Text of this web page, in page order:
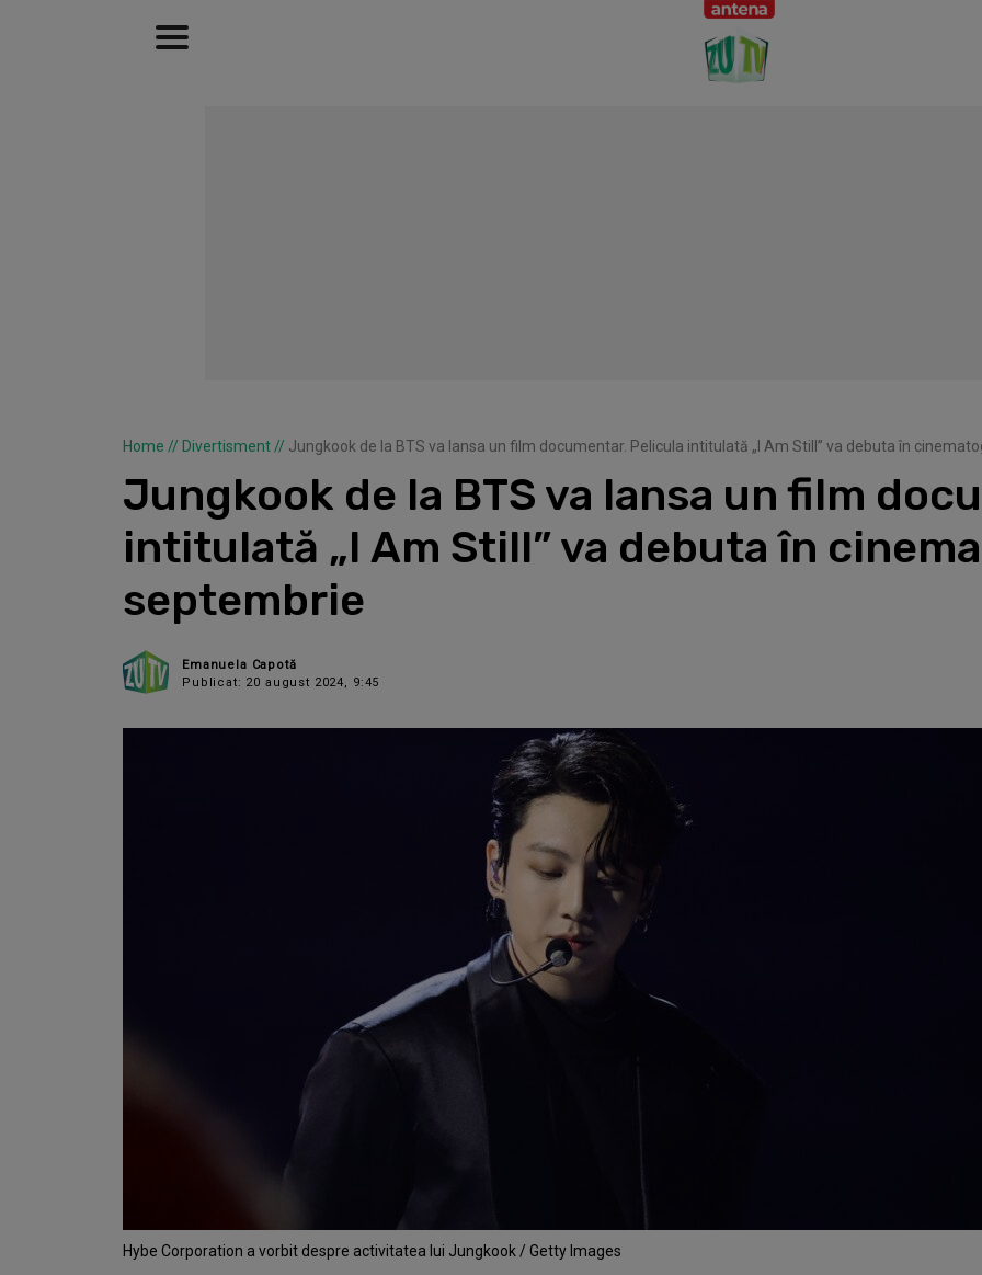
Home // Divertisment // Jungkook de la BTS va lansa un film documentar. Pelicula intitulată „I Am Still” va debuta în
Jungkook de la BTS va lansa un film
intitulată „I Am Still” va debuta în
septembrie
Emanuela Capotă
Publicat: 20 august 2024, 9:45
Hybe Corporation a vorbit despre activitatea lui Jungkook / Getty Images